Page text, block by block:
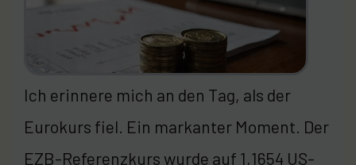
Ich erinnere mich an den Tag, als der
Eurokurs fiel. Ein markanter Moment. Der
EZB-Referenzkurs wurde auf 1,1654 US-